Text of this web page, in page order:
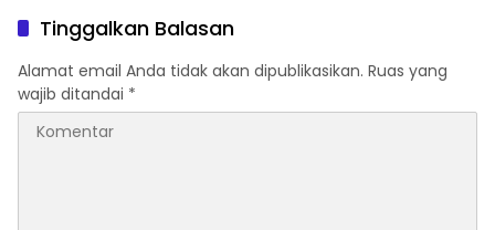
Tinggalkan Balasan
Alamat email Anda tidak akan dipublikasikan. Ruas yang
wajib ditandai *